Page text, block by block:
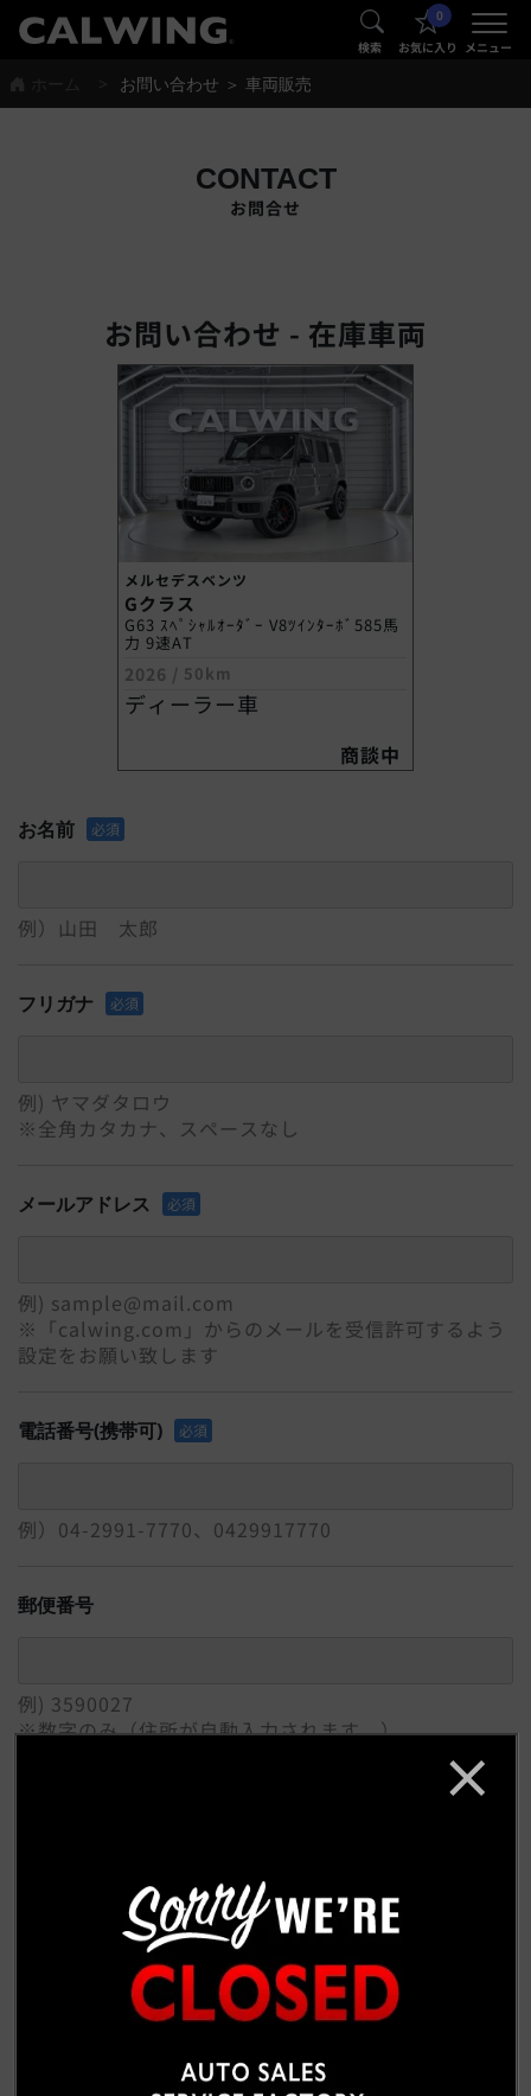
® 検索
0
お気に入り メニュー
®
お問い合わせ ＞ 車両販売
CONTACT
お問合せ
お問い合わせ - 在庫車両
メルセデスベンツ
Gクラス
G63 ｽﾍﾟｼｬﾙｵｰﾀﾞｰ V8ﾂｲﾝﾀｰﾎﾞ585馬
力 9速AT
2026 / 50km
ディーラー車
商談中
お名前 必須
例）山田 太郎
フリガナ 必須
例) ヤマダタロウ
※全角カタカナ、スペースなし
メールアドレス 必須
例) sample@mail.com
※「calwing.com」からのメールを受信許可するよう
設定をお願い致します
電話番号(携帯可) 必須
例）04-2991-7770、0429917770
郵便番号
例) 3590027
※数字のみ（住所が自動入力されます。）
例) 埼玉県所沢市
番地 / 建物 / 会社名